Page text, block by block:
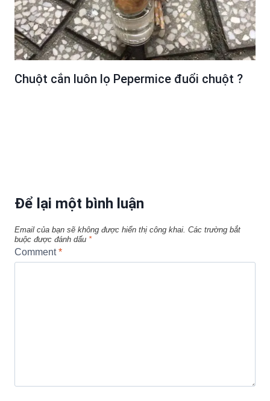
Chuột cắn luôn lọ Pepermice đuổi chuột ?
Để lại một bình luận
Email của bạn sẽ không được hiển thị công khai. Các trường bắt
buộc được đánh dấu *
Comment*